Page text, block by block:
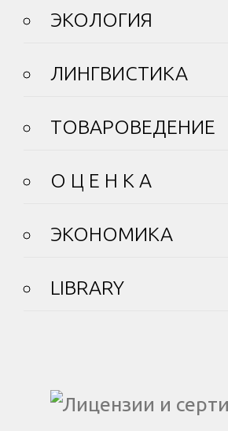
ЭКОЛОГИЯ
ЛИНГВИСТИКА
ТОВАРОВЕДЕНИЕ
О Ц Е Н К А
ЭКОНОМИКА
LIBRARY